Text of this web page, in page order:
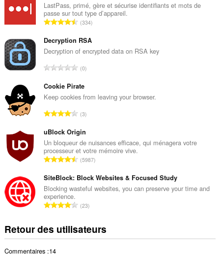
dans
barre
Cette
extension
peut
accéder
vos
onglets
et
vos
navigation.
This
extension
store
an
unlimited
amount
data.
LastPass, primé, gère et sécurise identifiants et mots de
passe sur tout type d’appareil.
N
m
b
e
o
t
a
d
e
n
o
e
s
334
Decryption RSA
Decryption of encrypted data on RSA key
N
m
b
e
o
t
a
d
e
o
e
s
0
Cookie Pirate
Keep cookies from leaving your browser.
N
m
b
r
e
o
t
a
e
n
3
uBlock Origin
Un bloqueur de nuisances efficace, qui ménagera votre
processeur et votre mémoire vive.
N
m
b
e
o
t
5987
SiteBlock: Block Websites & Focused Study
Blocking wasteful websites, you can preserve your time and
experience.
N
b
23
Retour des utilisateurs
Commentaires :14